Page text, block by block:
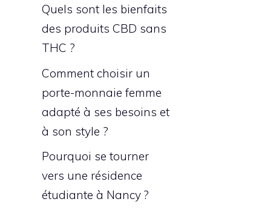
Quels sont les bienfaits
des produits CBD sans
THC ?
Comment choisir un
porte-monnaie femme
adapté à ses besoins et
à son style ?
Pourquoi se tourner
vers une résidence
étudiante à Nancy ?